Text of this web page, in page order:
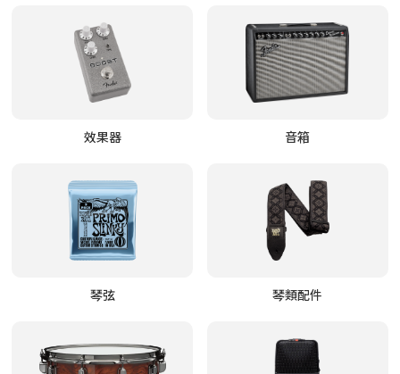
效果器 音箱
琴弦 琴類配件